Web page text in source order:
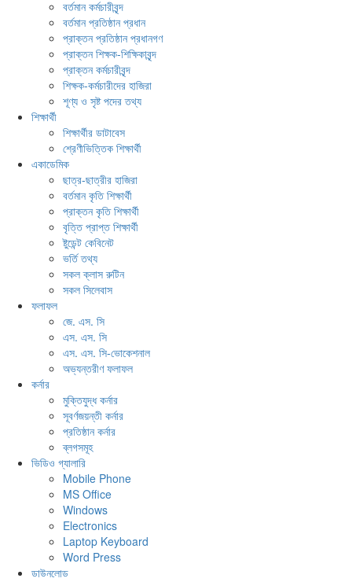
বর্তমান কর্মচারীবৃন্দ
বর্তমান প্রতিষ্ঠান প্রধান
প্রাক্তন প্রতিষ্ঠান প্রধানগণ
প্রাক্তন শিক্ষক-শিক্ষিকাবৃন্দ
প্রাক্তন কর্মচারীবৃন্দ
শিক্ষক-কর্মচারীদের হাজিরা
শূণ্য ও সৃষ্ট পদের তথ্য
শিক্ষার্থী
শিক্ষার্থীর ডাটাবেস
শ্রেণীভিত্তিক শিক্ষার্থী
একাডেমিক
ছাত্র-ছাত্রীর হাজিরা
বর্তমান কৃতি শিক্ষার্থী
প্রাক্তন কৃতি শিক্ষার্থী
বৃত্তি প্রাপ্ত শিক্ষার্থী
ষ্টুডেন্ট কেবিনেট
ভর্তি তথ্য
সকল ক্লাস রুটিন
সকল সিলেবাস
ফলাফল
জে. এস. সি
এস. এস. সি
এস. এস. সি-ভোকেশনাল
অভ্যন্তরীণ ফলাফল
কর্নার
মুক্তিযুদ্ধ কর্নার
সূবর্ণজয়ন্তী কর্নার
প্রতিষ্ঠান কর্নার
ব্লগসমূহ
ভিডিও গ্যালারি
Mobile Phone
MS Office
Windows
Electronics
Laptop Keyboard
Word Press
ডাউনলোড